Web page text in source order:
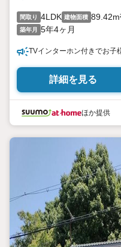
間取り 4LDK 建物面積
築年月 5年4ヶ月
TVインターホン付きでお子
詳細を見る
ほか提供